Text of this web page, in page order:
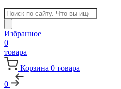
Поиск
товаров
Избранное
0
товара
Корзина 0 товара
0